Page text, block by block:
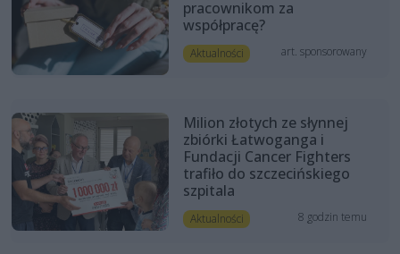
pracownikom za
współpracę?
Aktualności art. sponsorowany
Milion złotych ze słynnej
zbiórki Łatwoganga i
Fundacji Cancer Fighters
trafiło do szczecińskiego
szpitala
Aktualności 8 godzin temu